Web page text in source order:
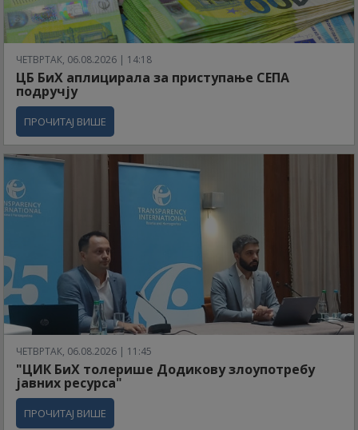
ЧЕТВРТАК, 06.08.2026 | 14:18
ЦБ БиХ аплицирала за приступање СЕПА
подручју
ПРОЧИТАЈ ВИШЕ
ЧЕТВРТАК, 06.08.2026 | 11:45
"ЦИК БиХ толерише Додикову злоупотребу
јавних ресурса"
ПРОЧИТАЈ ВИШЕ